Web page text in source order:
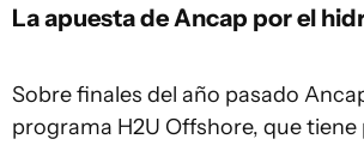
La apuesta de Ancap por el
Sobre finales del año pasado
programa H2U Offshore, que tiene